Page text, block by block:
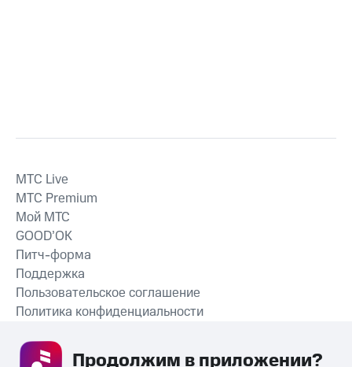
СКАЧАТЬ ПРИЛОЖЕНИЕ
MTС Live
MTС Premium
Мой МТС
GOOD’OK
Питч-форма
Поддержка
Пользовательское соглашение
Политика конфиденциальности